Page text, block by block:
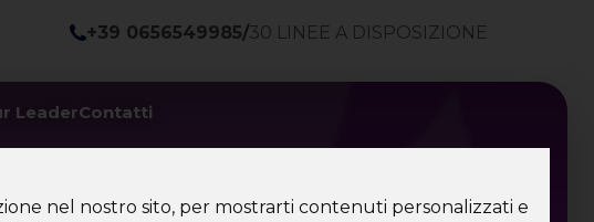
nel nostro sito, per mostrarti contenuti personalizzati e
+39 0656549985/30 LINEE A DISPOSIZIONE
LeaderContatti